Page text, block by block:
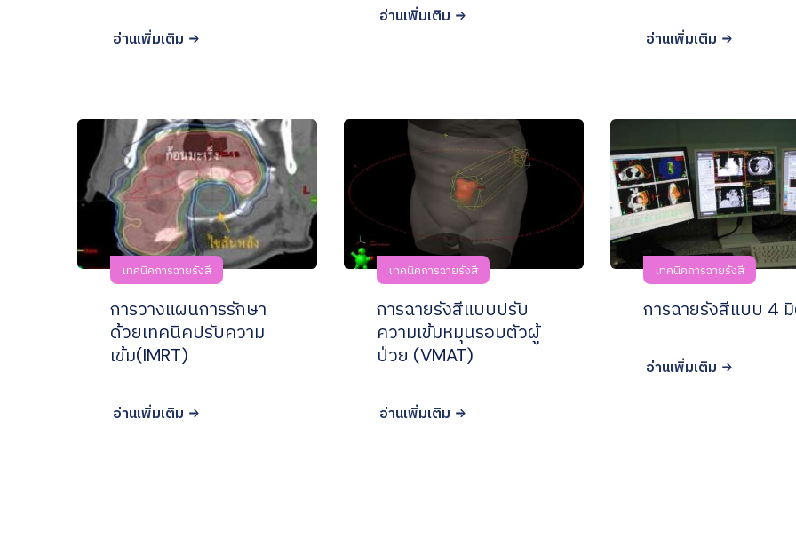
อ่านเพิ่มเติม
อ่านเพิ่มเติม
อ่านเพิ่มเติม
เทคนิคการฉายรังสี
การวางแผนการรักษา
ด้วยเทคนิคปรับความ
เข้ม(IMRT)
อ่านเพิ่มเติม
เทคนิคการฉายรังสี
การฉายรังสีแบบปรับ
ความเข้มหมุนรอบตัวผู้
ป่วย (VMAT)
อ่านเพิ่มเติม
เทคนิคการฉายรังสี
การฉายรังสีแบบ 4
อ่านเพิ่มเติม